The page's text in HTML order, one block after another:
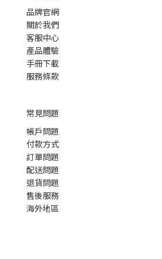
品牌官網
關於我們
客服中心
產品體驗
手冊下載
服務條款
常見問題
帳戶問題
付款方式
訂單問題
配送問題
退貨問題
售後服務
海外地區